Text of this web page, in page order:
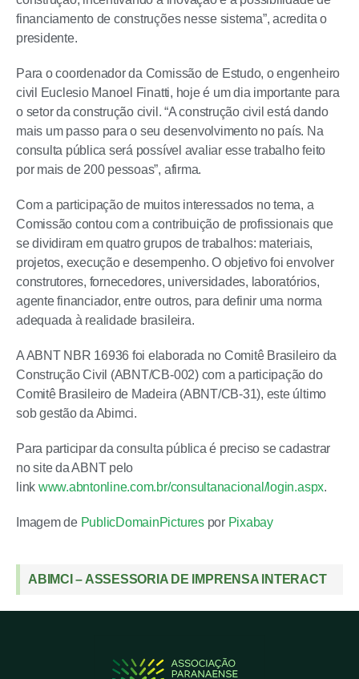
financiamento de construções nesse sistema”, acredita o
presidente.
Para o coordenador da Comissão de Estudo, o engenheiro
civil Euclesio Manoel Finatti, hoje é um dia importante para
o setor da construção civil. “A construção civil está dando
mais um passo para o seu desenvolvimento no país. Na
consulta pública será possível avaliar esse trabalho feito
por mais de 200 pessoas”, afirma.
Com a participação de muitos interessados no tema, a
Comissão contou com a contribuição de profissionais que
se dividiram em quatro grupos de trabalhos: materiais,
projetos, execução e desempenho. O objetivo foi envolver
construtores, fornecedores, universidades, laboratórios,
agente financiador, entre outros, para definir uma norma
adequada à realidade brasileira.
A ABNT NBR 16936 foi elaborada no Comitê Brasileiro da
Construção Civil (ABNT/CB-002) com a participação do
Comitê Brasileiro de Madeira (ABNT/CB-31), este último
sob gestão da Abimci.
Para participar da consulta pública é preciso se cadastrar
no site da ABNT pelo
link www.abntonline.com.br/consultanacional/login.aspx.
Imagem de PublicDomainPicturespor Pixabay
ABIMCI – ASSESSORIA DE IMPRENSA INTERACT